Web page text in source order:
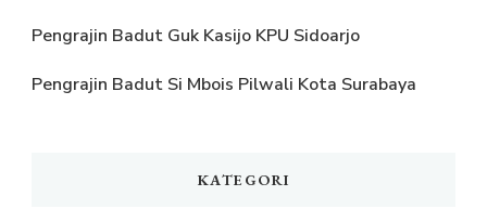
Pengrajin Badut Guk Kasijo KPU Sidoarjo
Pengrajin Badut Si Mbois Pilwali Kota Surabaya
KATEGORI